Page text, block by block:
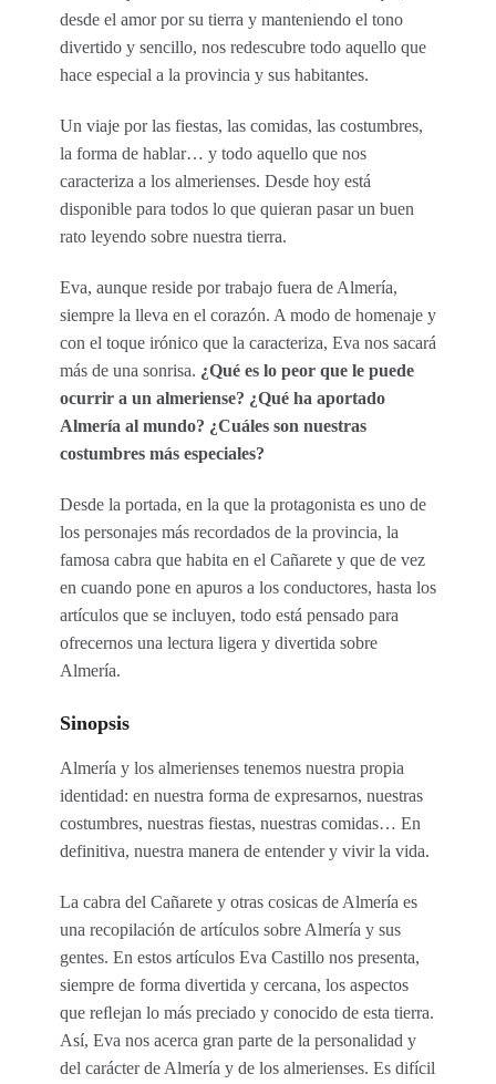
desde el amor por su tierra y manteniendo el tono
divertido y sencillo, nos redescubre todo aquello que
hace especial a la provincia y sus habitantes.
Un viaje por las fiestas, las comidas, las costumbres,
la forma de hablar… y todo aquello que nos
caracteriza a los almerienses. Desde hoy está
disponible para todos lo que quieran pasar un buen
rato leyendo sobre nuestra tierra.
Eva, aunque reside por trabajo fuera de Almería,
siempre la lleva en el corazón. A modo de homenaje y
con el toque irónico que la caracteriza, Eva nos sacará
más de una sonrisa. ¿Qué es lo peor que le puede
ocurrir a un almeriense? ¿Qué ha aportado
Almería al mundo? ¿Cuáles son nuestras
costumbres más especiales?
Desde la portada, en la que la protagonista es uno de
los personajes más recordados de la provincia, la
famosa cabra que habita en el Cañarete y que de vez
en cuando pone en apuros a los conductores, hasta los
artículos que se incluyen, todo está pensado para
ofrecernos una lectura ligera y divertida sobre
Almería.
Sinopsis
Almería y los almerienses tenemos nuestra propia
identidad: en nuestra forma de expresarnos, nuestras
costumbres, nuestras fiestas, nuestras comidas… En
definitiva, nuestra manera de entender y vivir la vida.
La cabra del Cañarete y otras cosicas de Almería es
una recopilación de artículos sobre Almería y sus
gentes. En estos artículos Eva Castillo nos presenta,
siempre de forma divertida y cercana, los aspectos
que reﬂejan lo más preciado y conocido de esta tierra.
Así, Eva nos acerca gran parte de la personalidad y
del carácter de Almería y de los almerienses. Es difícil